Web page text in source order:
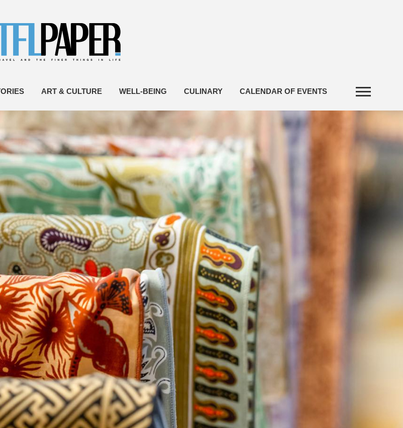
ART & CULTURE WELL-BEING CULINARY CALENDAR OF EVENTS